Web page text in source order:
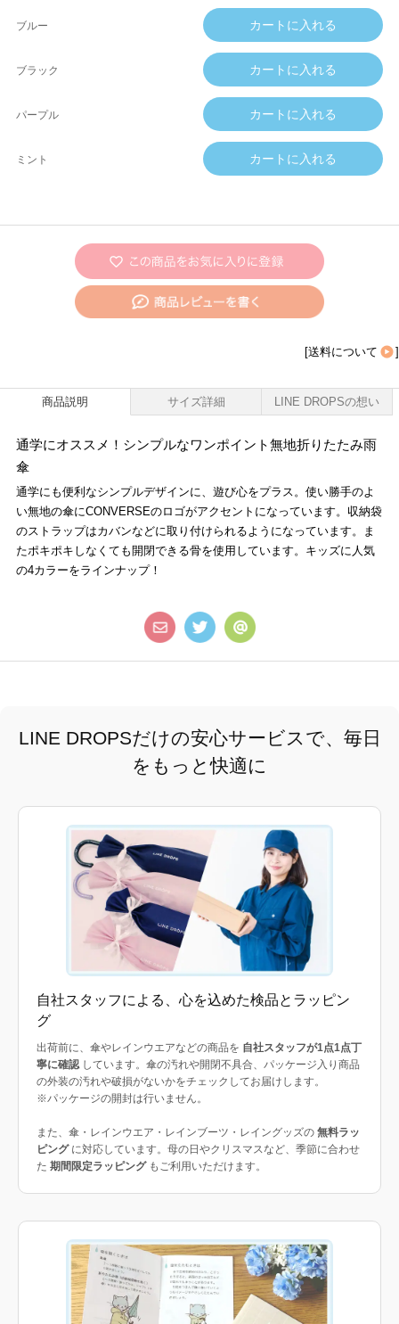
ブルー
ブラック
パープル
ミント
[送料について ]
商品説明 サイズ詳細 LINE DROPSの想い
通学にオススメ！シンプルなワンポイント無地折りたたみ雨
傘
通学にも便利なシンプルデザインに、遊び心をプラス。使い勝手のよ
い無地の傘にCONVERSEのロゴがアクセントになっています。収納袋
のストラップはカバンなどに取り付けられるようになっています。ま
たポキポキしなくても開閉できる骨を使用しています。キッズに人気
の4カラーをラインナップ！
LINE DROPSだけの安心サービスで、毎日
をもっと快適に
自社スタッフによる、心を込めた検品とラッピン
グ
出荷前に、傘やレインウエアなどの商品を 自社スタッフが1点1点丁
寧に確認しています。傘の汚れや開閉不具合、パッケージ入り商品
の外装の汚れや破損がないかをチェックしてお届けします。
※パッケージの開封は行いません。
また、傘・レインウエア・レインブーツ・レイングッズの 無料ラッ
ピングに対応しています。母の日やクリスマスなど、季節に合わせ
た 期間限定ラッピングもご利用いただけます。